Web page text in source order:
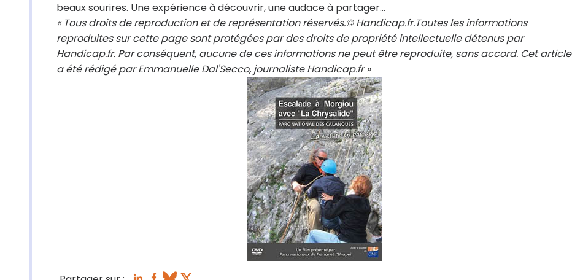
beaux sourires. Une expérience à découvrir, une audace à partager...
« Tous droits de reproduction et de représentation réservés.© Handicap.fr.Toutes les informations
reproduites sur cette page sont protégées par des droits de propriété intellectuelle détenus par
Handicap.fr. Par conséquent, aucune de ces informations ne peut être reproduite, sans accord. Cet article
a été rédigé par Emmanuelle Dal'Secco, journaliste Handicap.fr »